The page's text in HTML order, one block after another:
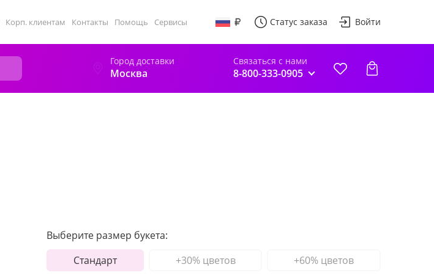
Корп. клиентам Контакты Помощь Сервисы Статус заказа Войти
Город доставки
Москва
Связаться с нами
8-800-333-0905
Выберите размер букета:
Стандарт
+30% цветов +60% цветов